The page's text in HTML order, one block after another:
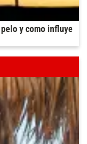
y como influye